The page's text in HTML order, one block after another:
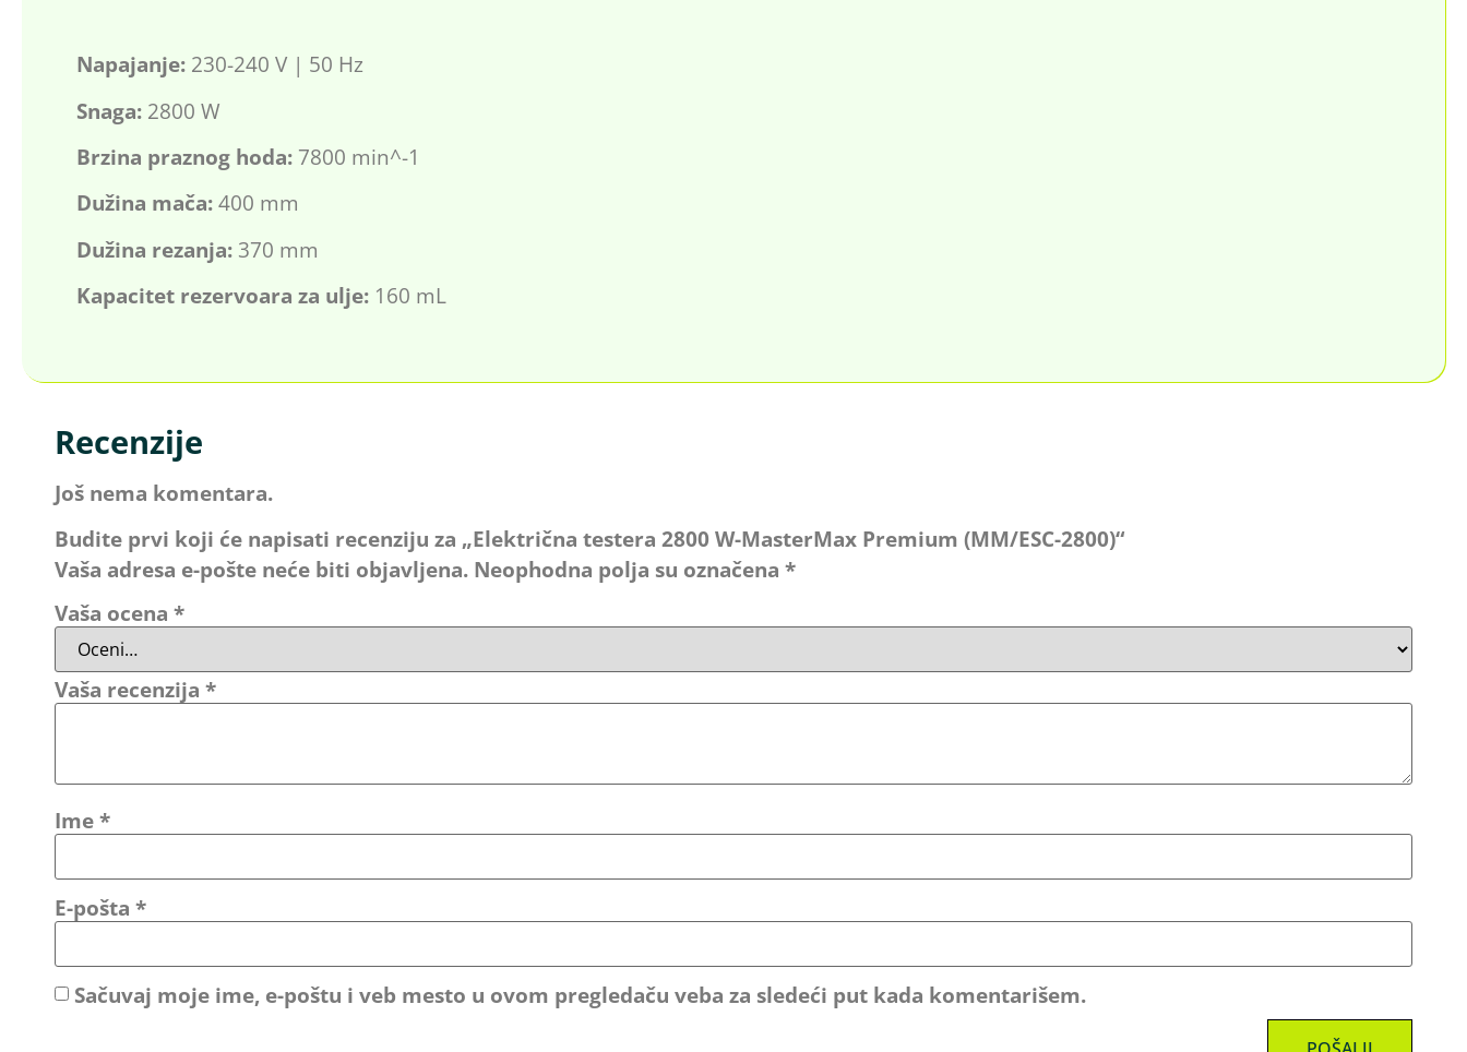
Napajanje: 230-240 V | 50 Hz
Snaga: 2800 W
Brzina praznog hoda: 7800 min^-1
Dužina mača:400 mm
Dužina rezanja: 370 mm
Kapacitet rezervoara za ulje: 160 mL
Recenzije
Još nema komentara.
Budite prvi koji će napisati recenziju za „Električna testera 2800 W-MasterMax Premium (MM/ESC-2800)“
Vaša adresa e-pošte neće biti objavljena. Neophodna polja su označena *
Vaša ocena *
Vaša recenzija *
Ime*
E-pošta *
Sačuvaj moje ime, e-poštu i veb mesto u ovom pregledaču veba za sledeći put kada komentarišem.